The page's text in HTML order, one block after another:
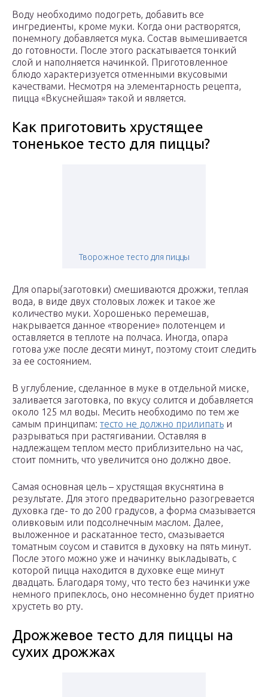
Воду необходимо подогреть, добавить все
ингредиенты, кроме муки. Когда они растворятся,
понемногу добавляется мука. Состав вымешивается
до готовности. После этого раскатывается тонкий
слой и наполняется начинкой. Приготовленное
блюдо характеризуется отменными вкусовыми
качествами. Несмотря на элементарность рецепта,
пицца «Вкуснейшая» такой и является.
Как приготовить хрустящее
тоненькое тесто для пиццы?
Творожное тесто для пиццы
Для опары(заготовки) смешиваются дрожжи, теплая
вода, в виде двух столовых ложек и такое же
количество муки. Хорошенько перемешав,
накрывается данное «творение» полотенцем и
оставляется в теплоте на полчаса. Иногда, опара
готова уже после десяти минут, поэтому стоит следить
за ее состоянием.
В углубление, сделанное в муке в отдельной миске,
заливается заготовка, по вкусу солится и добавляется
около 125 мл воды. Месить необходимо по тем же
самым принципам: тесто не должно прилипать и
разрываться при растягивании. Оставляя в
надлежащем теплом место приблизительно на час,
стоит помнить, что увеличится оно должно двое.
Самая основная цель – хрустящая вкуснятина в
результате. Для этого предварительно разогревается
духовка где- то до 200 градусов, а форма смазывается
оливковым или подсолнечным маслом. Далее,
выложенное и раскатанное тесто, смазывается
томатным соусом и ставится в духовку на пять минут.
После этого можно уже и начинку выкладывать, с
которой пицца находится в духовке еще минут
двадцать. Благодаря тому, что тесто без начинки уже
немного припеклось, оно несомненно будет приятно
хрустеть во рту.
Дрожжевое тесто для пиццы на
сухих дрожжах